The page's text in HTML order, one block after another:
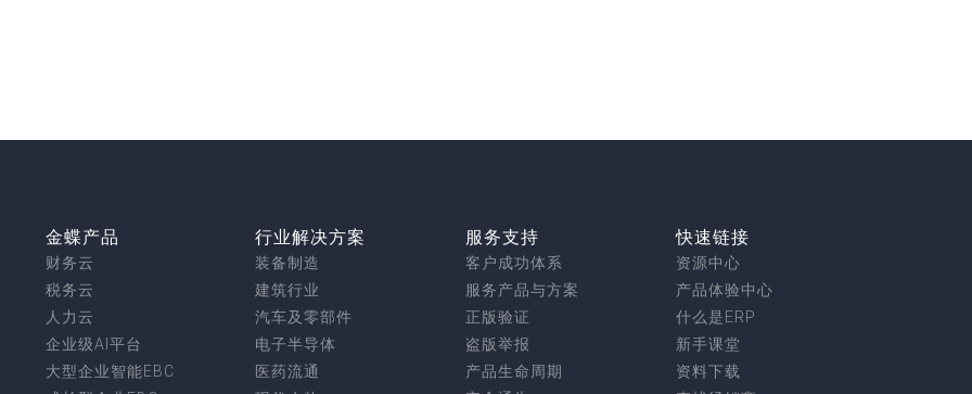
金蝶产品
财务云
税务云
人力云
企业级AI平台
大型企业智能EBC
行业解决方案
装备制造
建筑行业
汽车及零部件
电子半导体
医药流通
服务支持
客户成功体系
服务产品与方案
正版验证
盗版举报
产品生命周期
快速链接
资源中心
产品体验中心
什么是ERP
新手课堂
资料下载